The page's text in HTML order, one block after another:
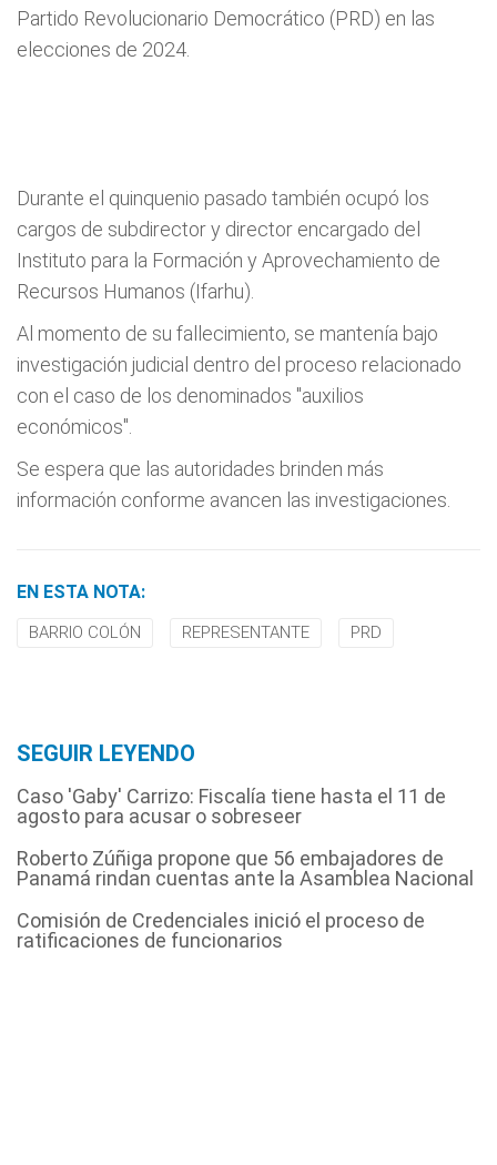
Partido Revolucionario Democrático (PRD) en las
elecciones de 2024.
Durante el quinquenio pasado también ocupó los
cargos de subdirector y director encargado del
Instituto para la Formación y Aprovechamiento de
Recursos Humanos (Ifarhu).
Al momento de su fallecimiento, se mantenía bajo
investigación judicial dentro del proceso relacionado
con el caso de los denominados "auxilios
económicos".
Se espera que las autoridades brinden más
información conforme avancen las investigaciones.
EN ESTA NOTA:
BARRIO COLÓN REPRESENTANTE PRD
SEGUIR LEYENDO
Caso 'Gaby' Carrizo: Fiscalía tiene hasta el 11 de
agosto para acusar o sobreseer
Roberto Zúñiga propone que 56 embajadores de
Panamá rindan cuentas ante la Asamblea Nacional
Comisión de Credenciales inició el proceso de
ratificaciones de funcionarios